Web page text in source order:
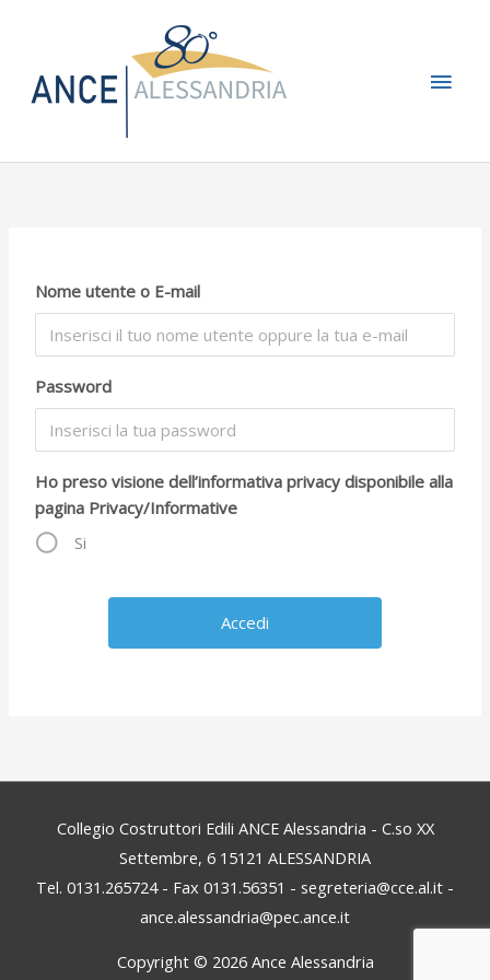
Nome utente o E-mail
Password
Ho preso visione dell’informativa privacy disponibile alla
pagina Privacy/Informative
Si
Collegio Costruttori Edili ANCE Alessandria - C.so XX
Settembre, 6 15121 ALESSANDRIA
Tel. 0131.265724 - Fax 0131.56351 - segreteria@cce.al.it -
ance.alessandria@pec.ance.it
Copyright © 2026 Ance Alessandria